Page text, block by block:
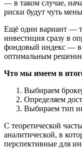
— в таком случае,
риски будут чуть
Ещё один вариант —
инвестиция сразу в
фондовый индекс — в
оптимальным
Что мы имеем в
Выбираем
Определяем
Выбираем тип
С теоретической
аналитической, в
перспективные для